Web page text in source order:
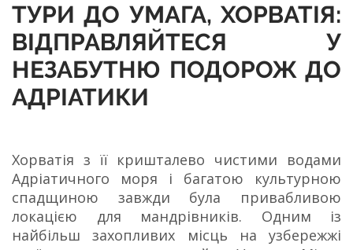
ТУРИ ДО УМАГА, ХОРВАТІЯ:
ВІДПРАВЛЯЙТЕСЯ У
НЕЗАБУТНЮ ПОДОРОЖ ДО
АДРІАТИКИ
Хорватія з її кришталево чистими водами
Адріатичного моря і багатою культурною
спадщиною завжди була привабливою
локацією для мандрівників. Одним із
найбільш захопливих місць на узбережжі